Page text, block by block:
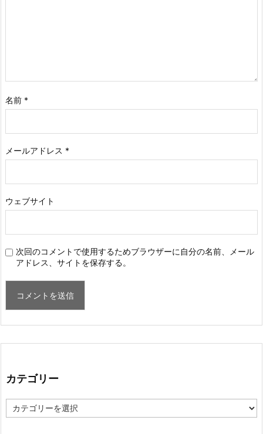
名前 *
メールアドレス *
ウェブサイト
次回のコメントで使用するためブラウザーに自分の名前、メール
アドレス、サイトを保存する。
カテゴリー
テ